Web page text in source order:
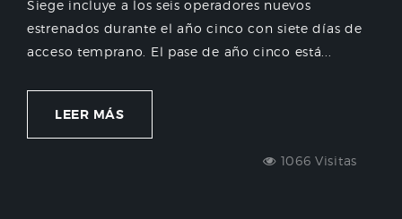
Siege incluye a los seis operadores nuevos
estrenados durante el año cinco con siete días de
acceso temprano. El pase de año cinco está...
LEER MÁS
1066 Visitas